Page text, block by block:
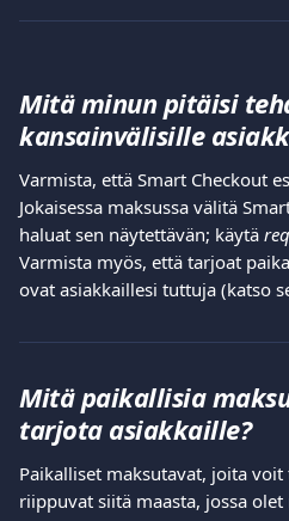
Mitä minun pitäisi
kansainvälisille
Varmista, että Smart Checkout
Jokaisessa maksussa välitä
haluat sen näytettävän; käytä
Varmista myös, että tarjoat
ovat asiakkaillesi tuttuja (katso
Mitä paikallisia
tarjota asiakkaille?
Paikalliset maksutavat, joita
riippuvat siitä maasta, jossa